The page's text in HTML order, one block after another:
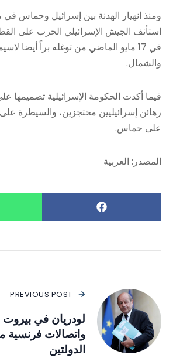
ومنذ انهيار الهدنة بين إسرائيل وحماس
استأنف الجيش الإسرائيلي الحرب على
في 17 مايو الماضي من توغله براً أيضا
والشمال.
فيما أكدت الحكومة الإسرائيلية تصميمها
رهائن إسرائيليين محتجزين، والسيطرة
على حماس.
المصدر: العربية
PREVIOUS POST
لودريان في بيروت
واتصالات فرنسية
الدولتين